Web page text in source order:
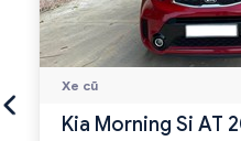
Xe cũ
Kia Morning Si AT